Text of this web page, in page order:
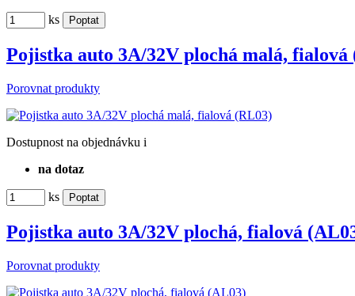
ks
Pojistka auto 3A/32V plochá malá, fialová
Porovnat produkty
Dostupnost na objednávku i
na dotaz
ks
Pojistka auto 3A/32V plochá, fialová
Porovnat produkty